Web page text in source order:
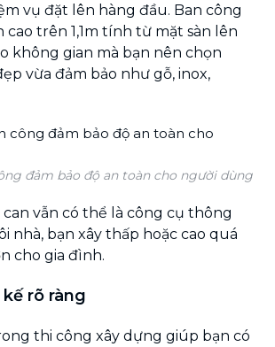
vụ đặt lên hàng đầu. Ban công
cao trên 1,1m tính từ mặt sàn lên
không gian mà bạn nên chọn
vừa đảm bảo như gỗ, inox,
đảm bảo độ an toàn cho người dùng
vẫn có thể là công cụ thông
nhà, bạn xây thấp hoặc cao quá
cho gia đình.
rõ ràng
thi công xây dựng giúp bạn có